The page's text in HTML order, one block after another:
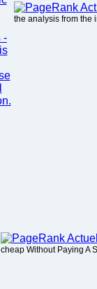
the analysis from the
cheap Without Paying A